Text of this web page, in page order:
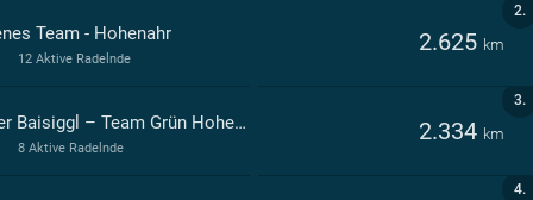
2.
Team - Hohenahr 2.625 km
12 Aktive Radelnde
3.
Aarer Baisiggl – Team Grün Hohenahr 2.334 km
8 Aktive Radelnde
4.